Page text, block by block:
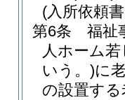
(入所依頼
第6条
福祉
人ホーム
いう。)に
の設置す